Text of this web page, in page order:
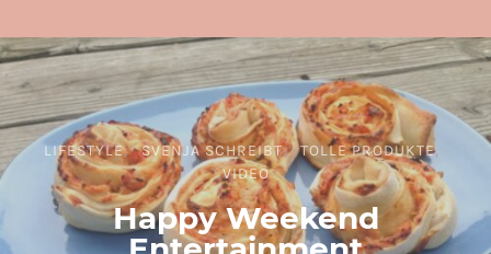
LIFESTYLE SVENJA SCHREIBT
TOLLE PRODUKTE
VIDEO
Happy Weekend